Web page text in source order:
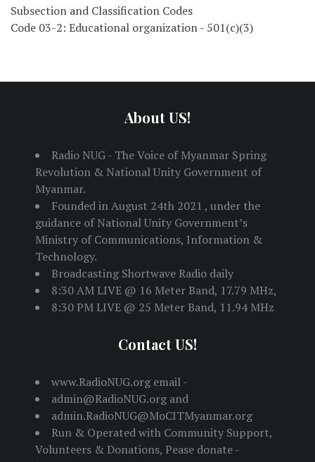
Subsection and Classification Codes
Code 03-2: Educational organization - 501(c)(3)
About US!
Radio NUG - The Voice of Myanmar Spring
Revolution & National Unity Government of
Myanmar.
Founded in August 24th 2021 , under the
guidance of National Unity Government’s
Ministry of Communications, Information &
Technology.
Broadcasting Shortwave Radio daily
8:30 AM LIVE @ 16 Meter Band, 17.79 MHz,
8:30 PM LIVE @ 25 Meter Band, 11.94 MHz
Contact US!
www.RadioNUG.org email -
admin@RadioNUG.org and
admin.RadioNUG@MoCITMyanmar.org
Run & Operated with Community Support,
Volunteers & Donations, Pease donate -